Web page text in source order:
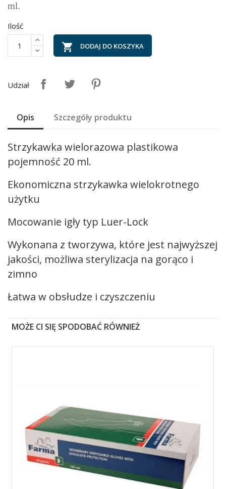
ml.
Ilość
 DODAJ DO KOSZYKA
Udział
Opis Szczegóły produktu
Strzykawka wielorazowa plastikowa
pojemność 20 ml.
Ekonomiczna strzykawka wielokrotnego
użytku
Mocowanie igły typ Luer-Lock
Wykonana z tworzywa, które jest najwyższej
jakości, możliwa sterylizacja na gorąco i
zimno
Łatwa w obsłudze i czyszczeniu
MOŻE CI SIĘ SPODOBAĆ RÓWNIEŻ